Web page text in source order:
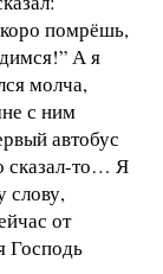
помрёшь,
А я
молча,
с ним
автобус
сказал-то… Я
слову,
от
Господь